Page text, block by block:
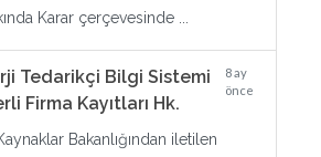
Karar çerçevesinde ...
Tedarikçi Bilgi Sistemi
Firma Kayıtları Hk.
8 ay
önce
Bakanlığından iletilen